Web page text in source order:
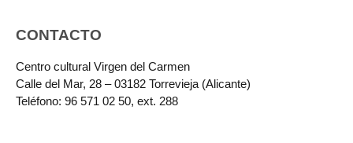
CONTACTO
Centro cultural Virgen del Carmen
Calle del Mar, 28 – 03182 Torrevieja (Alicante)
Teléfono: 96 571 02 50, ext. 288